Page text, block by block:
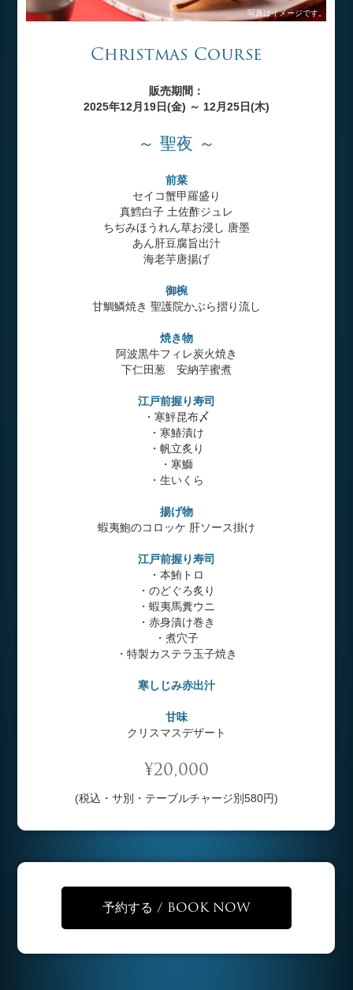
写真はイメージです。
Christmas Course
販売期間：
2025年12月19日(金) ～ 12月25日(木)
～ 聖夜 ～
前菜
セイコ蟹甲羅盛り
真鱈白子 土佐酢ジュレ
ちぢみほうれん草お浸し 唐墨
あん肝豆腐旨出汁
海老芋唐揚げ
御椀
甘鯛鱗焼き 聖護院かぶら摺り流し
焼き物
阿波黒牛フィレ炭火焼き
下仁田葱 安納芋蜜煮
江戸前握り寿司
・寒鮃昆布〆
・寒鰆漬け
・帆立炙り
・寒鰤
・生いくら
揚げ物
蝦夷鮑のコロッケ 肝ソース掛け
江戸前握り寿司
・本鮪トロ
・のどぐろ炙り
・蝦夷馬糞ウニ
・赤身漬け巻き
・煮穴子
・特製カステラ玉子焼き
寒しじみ赤出汁
甘味
クリスマスデザート
¥20,000
(税込・サ別・テーブルチャージ別580円)
予約する / BOOK NOW